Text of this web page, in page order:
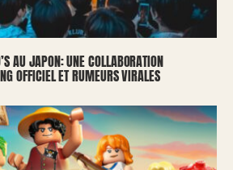
AU JAPON: UNE COLLABORATION
OFFICIEL ET RUMEURS VIRALES